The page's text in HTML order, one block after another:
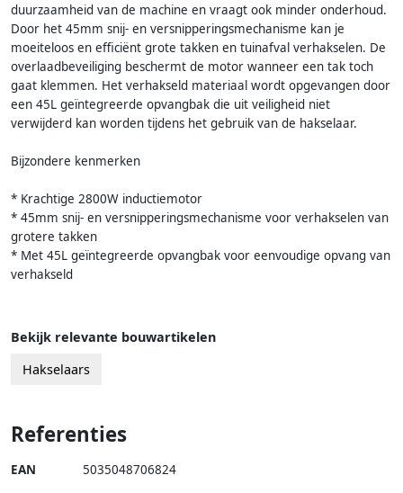
duurzaamheid van de machine en vraagt ook minder onderhoud.
Door het 45mm snij- en versnipperingsmechanisme kan je
moeiteloos en efficiënt grote takken en tuinafval verhakselen. De
overlaadbeveiliging beschermt de motor wanneer een tak toch
gaat klemmen. Het verhakseld materiaal wordt opgevangen door
een 45L geïntegreerde opvangbak die uit veiligheid niet
verwijderd kan worden tijdens het gebruik van de hakselaar.
Bijzondere kenmerken
* Krachtige 2800W inductiemotor
* 45mm snij- en versnipperingsmechanisme voor verhakselen van
grotere takken
* Met 45L geïntegreerde opvangbak voor eenvoudige opvang van
verhakseld
Bekijk relevante bouwartikelen
Hakselaars
Referenties
EAN 5035048706824